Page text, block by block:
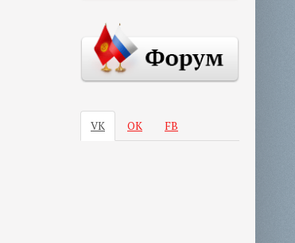
VK ОК FB